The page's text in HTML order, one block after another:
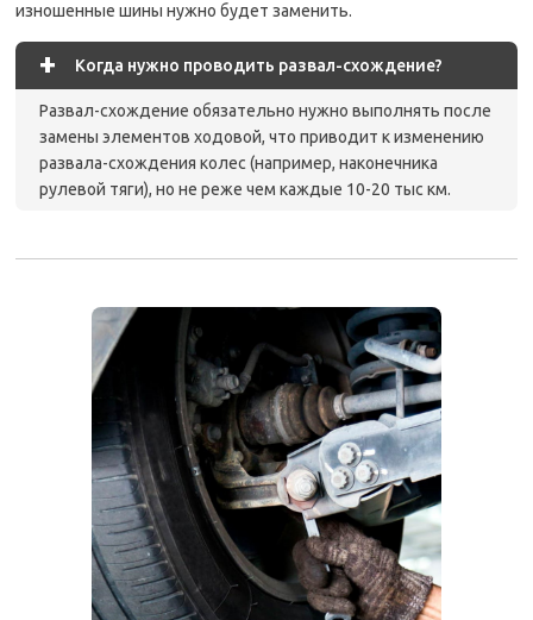
изношенные шины нужно будет заменить.
+ Когда нужно проводить развал-схождение?
Развал-схождение обязательно нужно выполнять после
замены элементов ходовой, что приводит к изменению
развала-схождения колес (например, наконечника
рулевой тяги), но не реже чем каждые 10-20 тыс км.